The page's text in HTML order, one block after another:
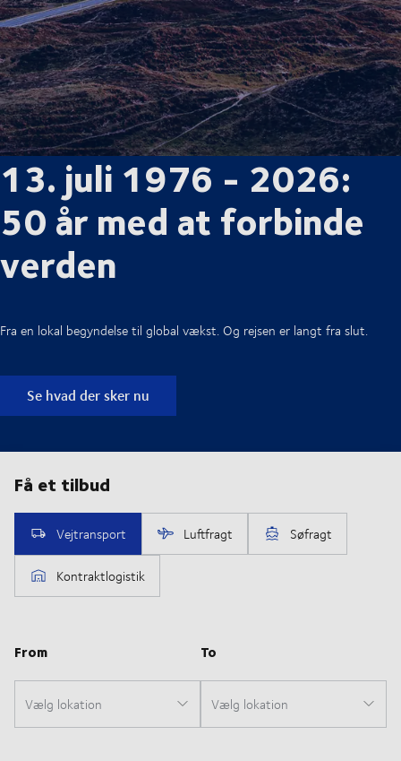
13. juli 1976 - 2026:
50 år med at forbinde
verden
Fra en lokal begyndelse til global vækst. Og rejsen er langt fra slut.
Se hvad der sker nu